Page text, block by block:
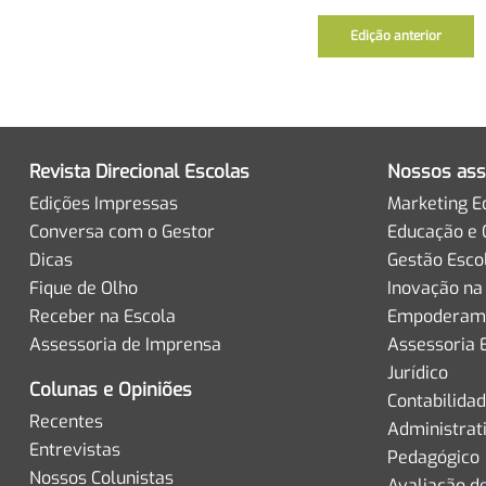
Edição anterior
Revista Direcional Escolas
Edições Impressas
Conversa com o Gestor
Dicas
Fique de Olho
Receber na Escola
Assessoria de Imprensa
Colunas e Opiniões
Recentes
Entrevistas
Nossos Colunistas
Nossos
Marketing
Educação e
Gestão
Inovação
Assessoria
Jurídico
Pedagógico